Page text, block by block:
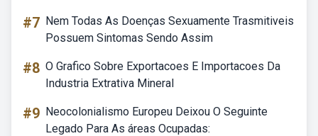
#7 Nem Todas As Doenças Sexuamente Trasmitiveis
Possuem Sintomas Sendo Assim
#8 O Grafico Sobre Exportacoes E Importacoes Da
Industria Extrativa Mineral
#9 Neocolonialismo Europeu Deixou O Seguinte
Legado Para As áreas Ocupadas: